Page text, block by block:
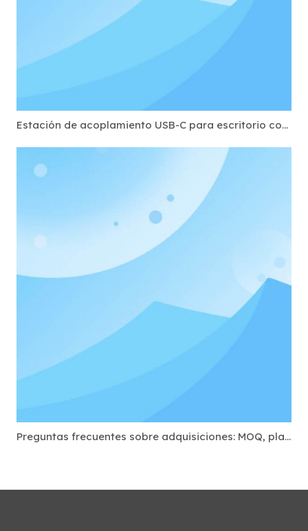
Estación de acoplamiento USB-C para escritorio compartido: puertos estándar necesarios
Preguntas frecuentes sobre adquisiciones: MOQ, plazo de entrega y marca OEM para bases USB-C